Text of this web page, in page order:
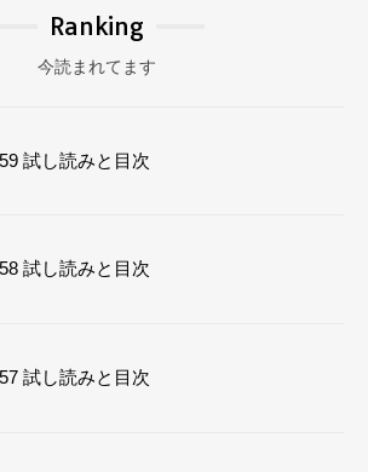
Ranking
今読まれてます
試し読みと目次
試し読みと目次
試し読みと目次